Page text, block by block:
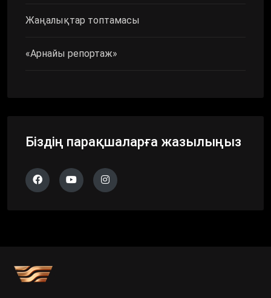
Жаңалықтар топтамасы
«Арнайы репортаж»
Біздің парақшаларға жазылыңыз